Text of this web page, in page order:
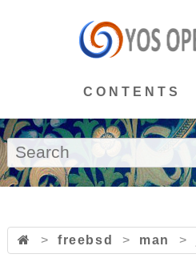
CONTENTS
> freebsd > man >